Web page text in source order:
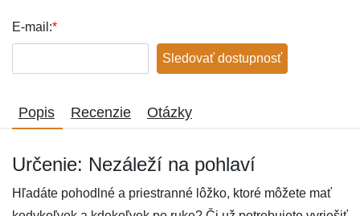
E-mail:*
Sledovať dostupnosť
Popis Recenzie Otázky
Určenie: Nezáleží na pohlaví
Hľadáte pohodlné a priestranné lôžko, ktoré môžete mať